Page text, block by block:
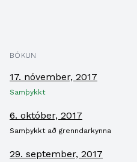
BÓKUN
17. nóvember, 2017
Samþykkt
6. október, 2017
Samþykkt að grenndarkynna
29. september, 2017